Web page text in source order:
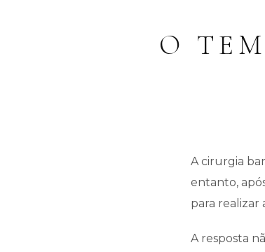
O
A cirurgia
entanto,
para realizar
A resposta